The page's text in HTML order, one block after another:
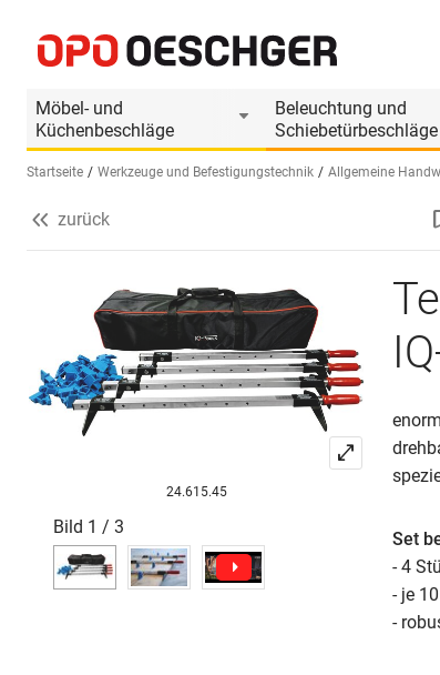
Möbel- und
Küchenbeschläge
Beleuchtung und
Schiebetürbeschläge
Sprache wählen (DE)
Startseite Werkzeuge und Befestigungstechnik Allgemeine
Produktinformationen
Passendes
zurück
24.615.45
Bild 1 / 3
Set
- 4
- je
-